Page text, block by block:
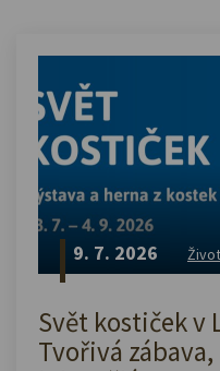
9. 7. 2026
Svět kostiček v
Tvořivá